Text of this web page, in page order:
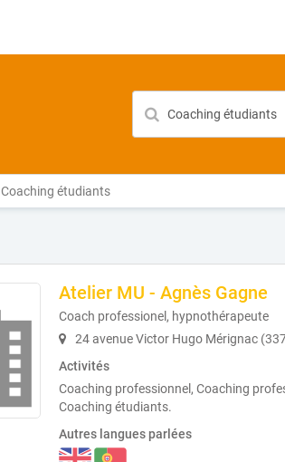
Coaching étudiants
Atelier MU - Agnès Gagne
Coach professionel, hypnothérapeute
24 avenue Victor Hugo Mérignac
Activités
Coaching professionnel, Coaching
Coaching étudiants.
Autres langues parlées